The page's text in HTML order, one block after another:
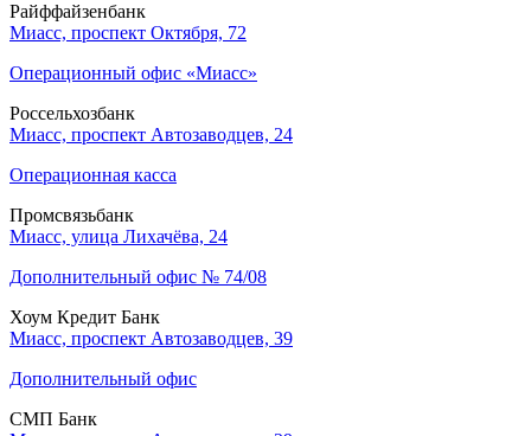
Райффайзенбанк
Миасс, проспект Октября, 72
Операционный офис «Миасс»
Россельхозбанк
Миасс, проспект Автозаводцев, 24
Операционная касса
Промсвязьбанк
Миасс, улица Лихачёва, 24
Дополнительный офис № 74/08
Хоум Кредит Банк
Миасс, проспект Автозаводцев, 39
Дополнительный офис
СМП Банк